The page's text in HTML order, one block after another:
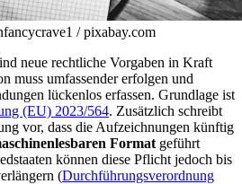
fancycrave1 / pixabay.com
neue rechtliche Vorgaben in Kraft
muss umfassender erfolgen und
lückenlos erfassen. Grundlage ist
(EU) 2023/564. Zusätzlich schreibt
vor, dass die Aufzeichnungen künftig
Format geführt
können diese Pflicht jedoch bis
(Durchführungsverordnung